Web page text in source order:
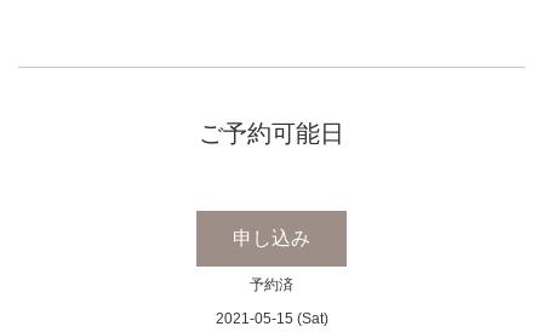
ご予約可能日
申し込み
予約済
2021-05-15 (Sat)